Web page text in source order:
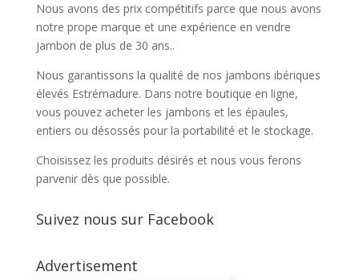
Nous avons des prix compétitifs parce que nous avons
notre prope marque et une expérience en vendre
jambon de plus de 30 ans..
Nous garantissons la qualité de nos jambons ibériques
élevés Estrémadure. Dans notre boutique en ligne,
vous pouvez acheter les jambons et les épaules,
entiers ou désossés pour la portabilité et le stockage.
Choisissez les produits désirés et nous vous ferons
parvenir dès que possible.
Suivez nous sur Facebook
Advertisement